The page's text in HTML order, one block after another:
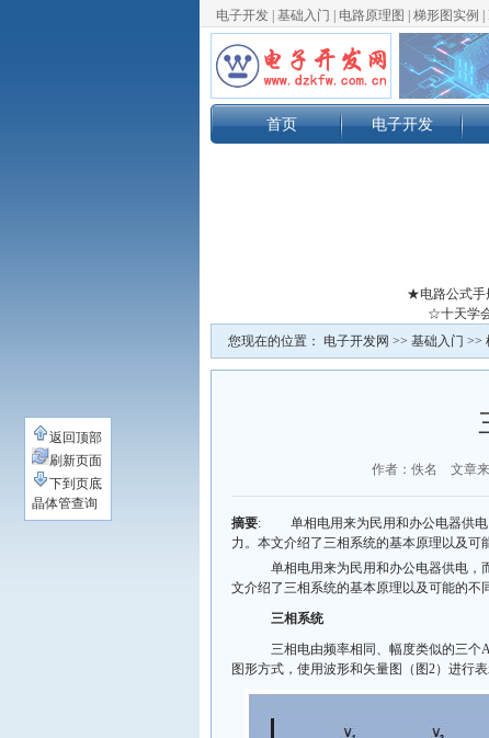
电子开发 基础入门 电路原理图 梯形图实例
首页 电子开发
★电路公式手
☆十天学
您现在的位置： 电子开发网 >> 基础入门 >>
作者：佚名 文章
摘要: 单相电用来为民用和办公电器供电
力。本文介绍了三相系统的基本原理以
单相电用来为民用和办公电器供电，而
文介绍了三相系统的基本原理以及可能的不
三相系统
三相电由频率相同、幅度类似的三个
图形方式，使用波形和矢量图（图2）进行表
返回顶部
刷新页面
下到页底
晶体管查询